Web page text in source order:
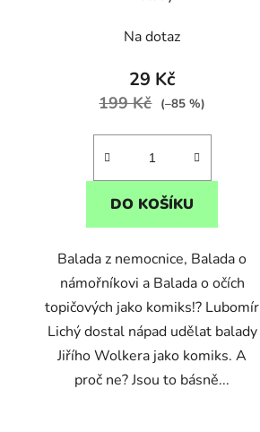
Na dotaz
29 Kč
199 Kč (–85 %)
DO KOŠÍKU
Balada z nemocnice, Balada o
námořníkovi a Balada o očích
topičových jako komiks!? Lubomír
Lichý dostal nápad udělat balady
Jiřího Wolkera jako komiks. A
proč ne? Jsou to básně...